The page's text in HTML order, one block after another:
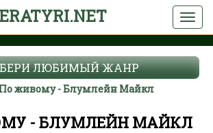
ЛЮБИМЫЙ ЖАНР
По живому - Блумлейн Майкл
- БЛУМЛЕЙН МАЙКЛ